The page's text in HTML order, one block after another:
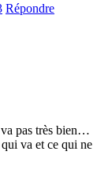
Répondre
va pas très bien…
va et ce qui ne